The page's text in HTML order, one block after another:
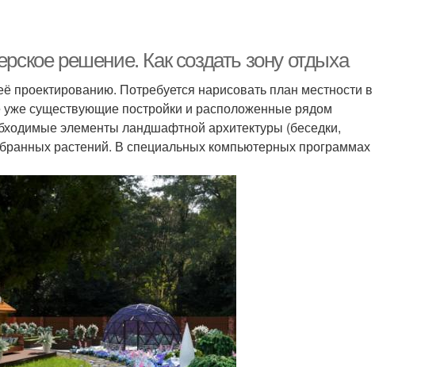
решение. Как создать зону отдыха
проектированию. Потребуется нарисовать план местности в
существующие постройки и расположенные рядом
элементы ландшафтной архитектуры (беседки,
растений. В специальных компьютерных программах